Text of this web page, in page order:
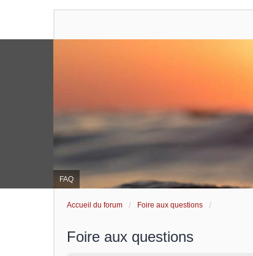
FAQ
Accueil du forum Foire aux questions
Foire aux questions